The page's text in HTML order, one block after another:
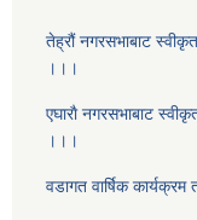
तेह्रौं नगरसभाबाट
।।।
एघाराै नगरसभाबाट
।।।
वडागत वार्षिक